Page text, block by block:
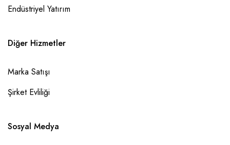
Endüstriyel Yatırım
Diğer Hizmetler
Marka Satışı
Şirket Evliliği
Sosyal Medya